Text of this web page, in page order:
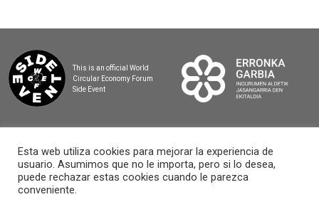
This is an official World
Circular Economy Forum
Side Event
2025 BASQUE CIRCULAR SUMMIT
Esta web utiliza cookies para mejorar la experiencia de
usuario. Asumimos que no le importa, pero si lo desea,
puede rechazar estas cookies cuando le parezca
conveniente.